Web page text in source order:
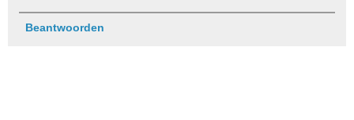
Beantwoorden